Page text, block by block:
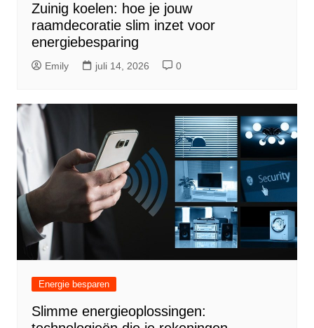
Zuinig koelen: hoe je jouw
raamdecoratie slim inzet voor
energiebesparing
Emily juli 14, 2026 0
Energie besparen
Slimme energieoplossingen: